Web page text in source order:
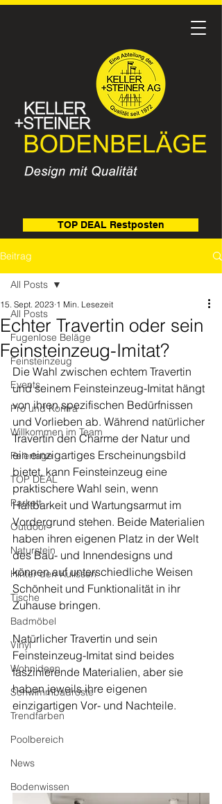
TOP DEAL Restposten
Beitrag
All Posts
Fugenlose Beläge
Feinsteinzeug
Events
Pro und Kontra
Willkommen im Team
Feiertage
TOP DEAL
Parkett
Outdoor
Naturstein
Hinter den Kulissen
Tische
Badmöbel
Vinyl
Wohnideen
Schwimmbadroste
Trendfarben
Poolbereich
News
Bodenwissen
All Posts
Echter Travertin oder sein
Feinsteinzeug-Imitat?
15. Sept. 2023 1 Min. Lesezeit
Die Wahl zwischen echtem Travertin
und seinem Feinsteinzeug-Imitat hängt
von ihren spezifischen Bedürfnissen
und Vorlieben ab. Während natürlicher
Travertin den Charme der Natur und
ein einzigartiges Erscheinungsbild
bietet, kann Feinsteinzeug eine
praktischere Wahl sein, wenn
Haltbarkeit und Wartungsarmut im
Vordergrund stehen. Beide Materialien
haben ihren eigenen Platz in der Welt
des Bau- und Innendesigns und
können auf unterschiedliche Weisen
Schönheit und Funktionalität in ihr
Zuhause bringen.
Natürlicher Travertin und sein
Feinsteinzeug-Imitat sind beides
faszinierende Materialien, aber sie
haben jeweils ihre eigenen
einzigartigen Vor- und Nachteile.